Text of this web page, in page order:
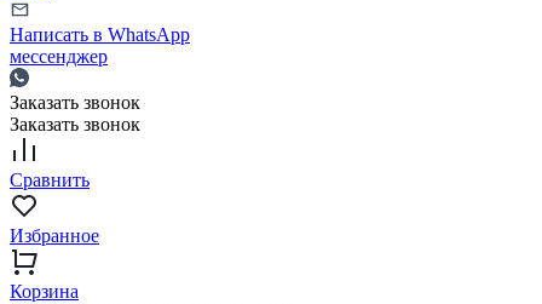
Написать в WhatsApp
мессенджер
Заказать звонок
Заказать звонок
Сравнить
Избранное
Корзина